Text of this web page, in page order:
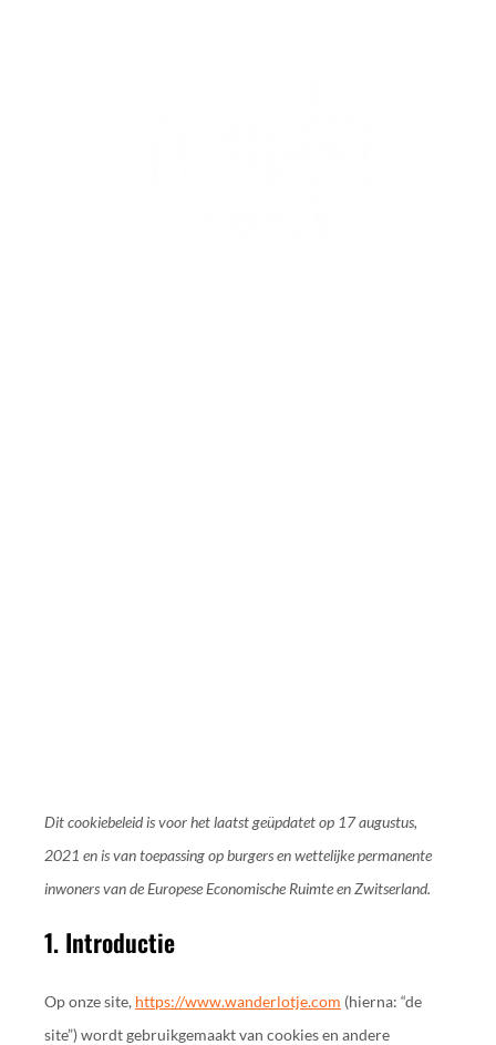
Dit cookiebeleid is voor het laatst geüpdatet op 17 augustus,
2021 en is van toepassing op burgers en wettelijke permanente
inwoners van de Europese Economische Ruimte en Zwitserland.
1. Introductie
Op onze site, https://www.wanderlotje.com (hierna: “de
site”) wordt gebruikgemaakt van cookies en andere